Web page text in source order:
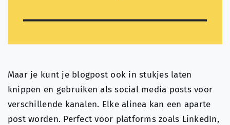
Maar je kunt je blogpost ook in stukjes laten
knippen en gebruiken als social media posts voor
verschillende kanalen. Elke alinea kan een aparte
post worden. Perfect voor platforms zoals LinkedIn,